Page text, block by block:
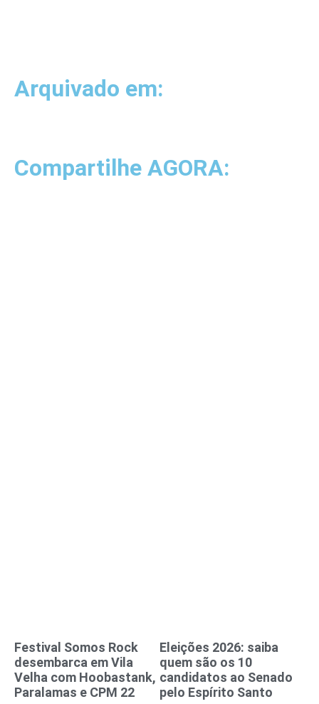
Arquivado em:
Compartilhe AGORA:
Festival Somos Rock
desembarca em Vila
Velha com Hoobastank,
Paralamas e CPM 22
Eleições 2026: saiba
quem são os 10
candidatos ao Senado
pelo Espírito Santo